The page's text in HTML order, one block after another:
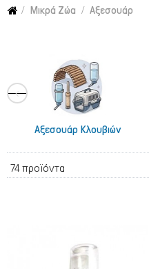
Μικρά Ζώα Αξεσουάρ
Αξεσουάρ Κλουβιών
74 προϊόντα